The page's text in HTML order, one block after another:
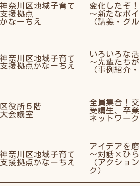
神奈川区地域子育て
支援拠点
かなーちえ
変化したぞ
～新たなポ
（講義・グ
神奈川区地域子育て
支援拠点かなーちえ
いろいろな
～先輩たち
（事例紹介
区役所５階
大会議室
全員集合！
受講生、卒
ネットワー
神奈川区地域子育て
支援拠点かなーちえ
アイデアを磨
～対話×ひ
（アクショ
ク）